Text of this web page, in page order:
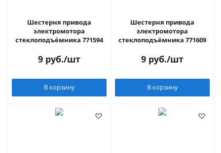
Шестерня привода
электромотора
стеклоподъёмника 771594
9 руб./шт
В корзину
Шестерня привода
электромотора
стеклоподъёмника 771609
9 руб./шт
В корзину